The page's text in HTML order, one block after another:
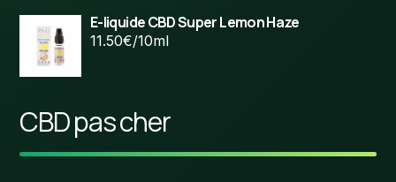
E-liquide CBD Super Lemon Haze
11.50€/10ml
CBD pas cher